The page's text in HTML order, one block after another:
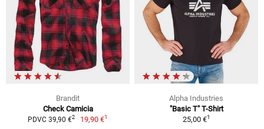
Brandit
Check Camicia
PDVC 39,90 €2 19,90 €1
Alpha Industries
"Basic T" T-Shirt
25,00 €1